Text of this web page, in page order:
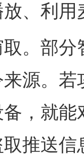
、利
部分智
源。
，就
推送信